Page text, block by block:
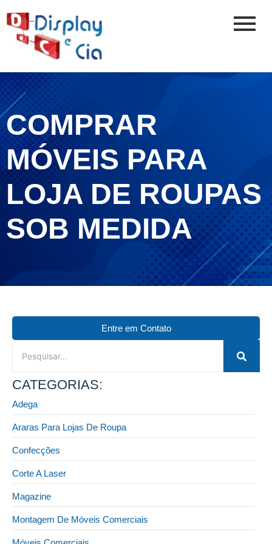
COMPRAR
MÓVEIS PARA
LOJA DE ROUPAS
SOB MEDIDA
Entre em Contato
CATEGORIAS:
Adega
Araras Para Lojas De Roupa
Confecções
Corte A Laser
Magazine
Montagem De Móveis Comerciais